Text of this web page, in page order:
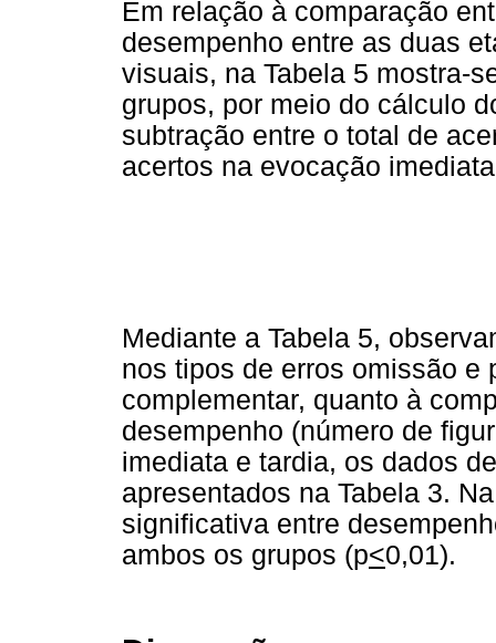
Em relação à comparação
desempenho entre as duas
visuais, na Tabela 5 mostra-
grupos, por meio do cálculo
subtração entre o total de
acertos na evocação
Mediante a Tabela 5,
nos tipos de erros omissão e
complementar, quanto à
desempenho (número de
imediata e tardia, os dados
apresentados na Tabela 3.
significativa entre
ambos os grupos (p<0,01).